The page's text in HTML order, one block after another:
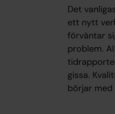
Det
ett nytt
förväntar
problem.
gissa.
börjar med